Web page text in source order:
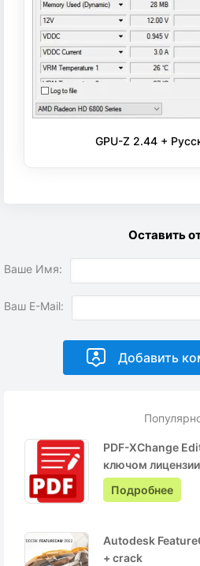
PDF-XChange
ключом
Подробнее
Autodesk
+ crack
GPU-Z 2.44 +
Оставить
Ваше Имя:
Ваш E-Mail: